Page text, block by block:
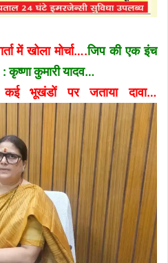
में खोला मोर्चा….जिप की एक इंच
: कृष्णा कुमारी यादव…